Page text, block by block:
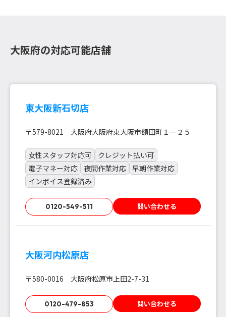
大阪府の対応可能店舗
東大阪新石切店
〒579-8021 大阪府大阪府東大阪市額田町１ー２５
女性スタッフ対応可
クレジット払い可
電子マネー対応
夜間作業対応 早朝作業対応
インボイス登録済み
0120-549-511 問い合わせる
大阪河内松原店
〒580-0016 大阪府松原市上田2-7-31
0120-479-853 問い合わせる